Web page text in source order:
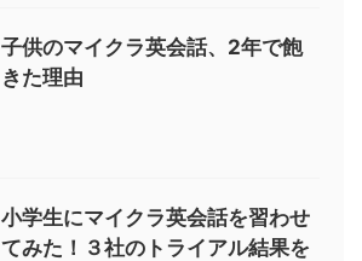
子供のマイクラ英会話、2年で飽
きた理由
小学生にマイクラ英会話を習わせ
てみた！３社のトライアル結果を